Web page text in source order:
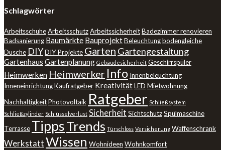
Schlagwörter
ArbeitsschuheArbeitsschutzArbeitssicherheitBadezimmer renovieren
Badsanierung Baumärkte BauprojektBeleuchtungbodengleiche
Dusche DIYDIY Projekte Garten Gartengestaltung
Gartenhaus Gartenplanung Gebäudesicherheit Geschirrspüler
Heimwerken Heimwerker Info Innenbeleuchtung
InneneinrichtungKaufratgeber KreativitätLED Mietwohnung
NachhaltigkeitPhotovoltaik Ratgeber Schließsystem
Schließzylinder Schlüsselverlust Sicherheit SichtschutzSpülmaschine
Terrasse TippsTrends Türschloss Versicherung Waffenschrank
WerkstattWissen Wohnideen Wohnkomfort